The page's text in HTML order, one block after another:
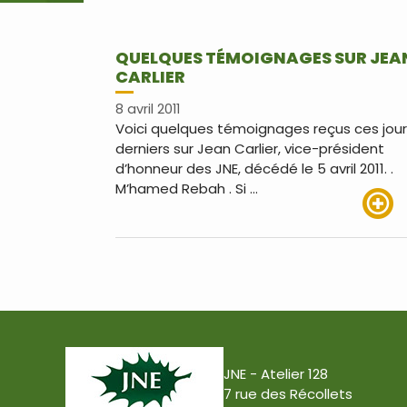
QUELQUES TÉMOIGNAGES SUR
CARLIER
8 avril 2011
Voici quelques témoignages reçus ces
derniers sur Jean Carlier, vice-président
d’honneur des JNE, décédé le 5 avril 2011. .
M’hamed Rebah . Si …
JNE - Atelier 128
7 rue des Récollets